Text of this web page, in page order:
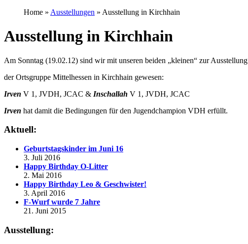
Home » Ausstellungen » Ausstellung in Kirchhain
Ausstellung in Kirchhain
Am Sonntag (19.02.12) sind wir mit unseren beiden „kleinen“ zur Ausstellung
der Ortsgruppe Mittelhessen in Kirchhain gewesen:
Irven V 1, JVDH, JCAC & Inschallah V 1, JVDH, JCAC
Irven hat damit die Bedingungen für den Jugendchampion VDH erfüllt.
Aktuell:
Geburtstagskinder im Juni 16
3. Juli 2016
Happy Birthday O-Litter
2. Mai 2016
Happy Birthday Leo & Geschwister!
3. April 2016
F-Wurf wurde 7 Jahre
21. Juni 2015
Ausstellung: